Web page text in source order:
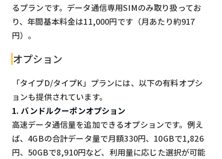
るプランです。データ通信専用SIMのみ取り扱ってお
り、年間基本料金は11,000円です（月あたり約917
円）。
オプション
「タイプD/タイプK」プランには、以下の有料オプシ
ョンも提供されています。
1. バンドルクーポンオプション
高速データ通信量を追加できるオプションです。例え
ば、4GBの合計データ量で月額330円、10GBで1,826
円、50GBで8,910円など、利用量に応じた選択が可能